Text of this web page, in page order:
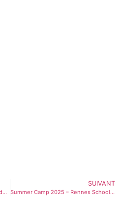
Stage 2025 des CPGE : découverte de l’Ecole officielle de langues de Madrid
SUIVANT
Summer Camp 2025 – Rennes School of Business x CPGE Philippine Duchesne